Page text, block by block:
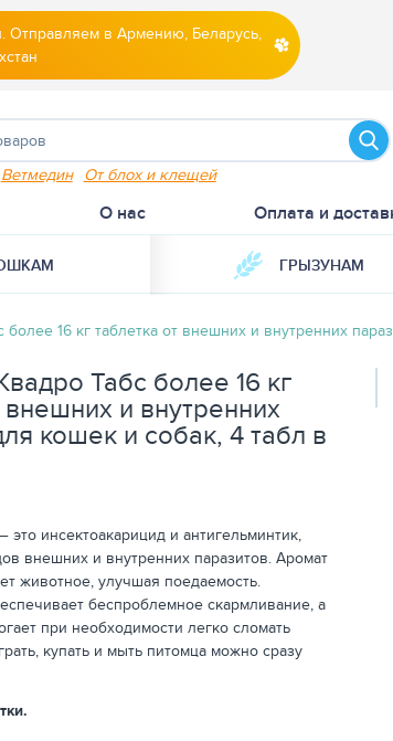
Отправляем в Армению, Беларусь,
Ветмедин От блох и клещей
О нас Оплата и
ГРЫЗУНАМ
более 16 кг таблетка от внешних и внутренних
Табс более 16 кг
внешних и внутренних
кошек и собак, 4 табл в
это инсектоакарицид и антигельминтик,
внешних и внутренних паразитов. Аромат
животное, улучшая поедаемость.
беспроблемное скармливание, а
при необходимости легко сломать
купать и мыть питомца можно сразу